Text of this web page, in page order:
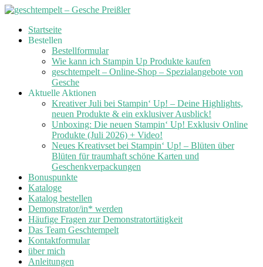
Skip
Startseite
Bestellen
Bestellformular
Wie kann ich Stampin Up Produkte kaufen
geschtempelt – Online-Shop – Spezialangebote von
Gesche
Aktuelle Aktionen
Kreativer Juli bei Stampin‘ Up! – Deine Highlights,
neuen Produkte & ein exklusiver Ausblick!
Unboxing: Die neuen Stampin‘ Up! Exklusiv Online
Produkte (Juli 2026) + Video!
Neues Kreativset bei Stampin‘ Up! – Blüten über
Blüten für traumhaft schöne Karten und
Geschenkverpackungen
Bonuspunkte
Kataloge
Katalog bestellen
Demonstrator/in* werden
Häufige Fragen zur Demonstratortätigkeit
Das Team Geschtempelt
Kontaktformular
über mich
Anleitungen